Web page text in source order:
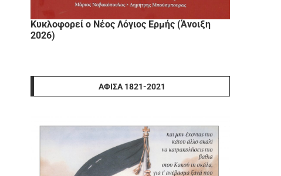
Κυκλοφορεί ο Νέος Λόγιος Ερμής (Άνοιξη
2026)
ΑΦΊΣΑ 1821-2021